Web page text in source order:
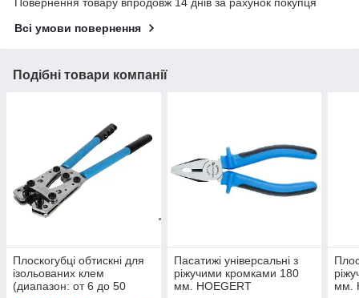
Повернення товару впродовж 14 днів за рахунок покупця
Всі умови повернення
Подібні товари компанії
Плоскогубці обтискні для
ізольованих клем
(диапазон: от 6 до 50
Пасатижі універсальні з
ріжучими кромками 180
мм. HOEGERT
мм.